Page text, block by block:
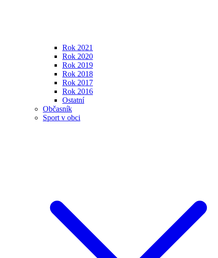
Rok 2021
Rok 2020
Rok 2019
Rok 2018
Rok 2017
Rok 2016
Ostatní
Občasník
Sport v obci